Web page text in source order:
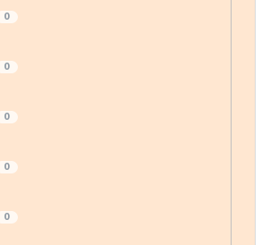
0
0
0
0
0